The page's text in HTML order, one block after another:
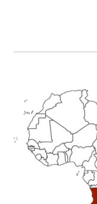
Primary
Sidebar